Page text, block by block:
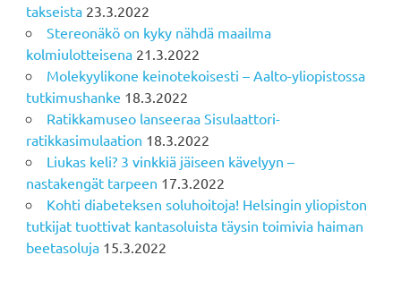
takseista 23.3.2022
Stereonäkö on kyky nähdä maailma
kolmiulotteisena 21.3.2022
Molekyylikone keinotekoisesti – Aalto-yliopistossa
tutkimushanke 18.3.2022
Ratikkamuseo lanseeraa Sisulaattori-
ratikkasimulaation 18.3.2022
Liukas keli? 3 vinkkiä jäiseen kävelyyn –
nastakengät tarpeen 17.3.2022
Kohti diabeteksen soluhoitoja! Helsingin yliopiston
tutkijat tuottivat kantasoluista täysin toimivia haiman
beetasoluja 15.3.2022